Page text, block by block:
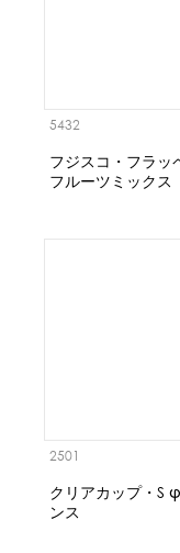
5432
フジスコ・フラッ
フルーツミックス
2501
クリアカップ・S
ンス